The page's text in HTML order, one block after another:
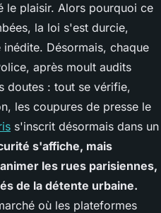
le plaisir. Alors pourquoi ce
la loi s'est durcie,
Désormais, chaque
après moult audits
doutes : tout se vérifie,
les coupures de presse le
s'inscrit désormais dans un
s'affiche, mais
les rues parisiennes,
de la détente urbaine.
où les plateformes